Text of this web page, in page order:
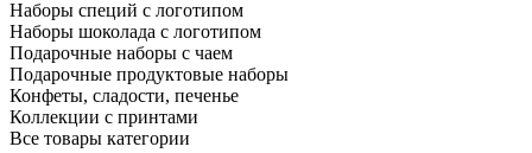
Наборы специй с логотипом
Наборы шоколада с логотипом
Подарочные наборы с чаем
Подарочные продуктовые наборы
Конфеты, сладости, печенье
Коллекции с принтами
Все товары категории